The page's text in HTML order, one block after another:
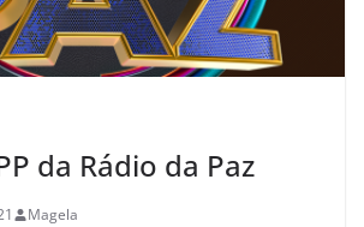
da Rádio da Paz
Magela